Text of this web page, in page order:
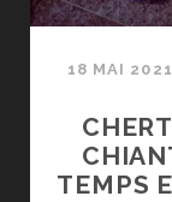
18 MAI 2021
TEMPS